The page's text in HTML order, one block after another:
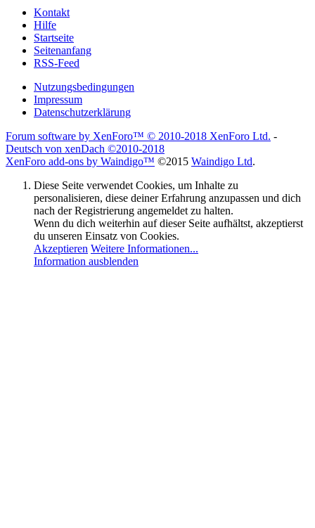
Kontakt
Hilfe
Startseite
Seitenanfang
RSS-Feed
Nutzungsbedingungen
Impressum
Datenschutzerklärung
Forum software by XenForo™ © 2010-2018 XenForo Ltd. -
Deutsch von xenDach ©2010-2018
XenForo add-ons by Waindigo™ ©2015 Waindigo Ltd.
Diese Seite verwendet Cookies, um Inhalte zu
personalisieren, diese deiner Erfahrung anzupassen und dich
nach der Registrierung angemeldet zu halten.
Wenn du dich weiterhin auf dieser Seite aufhältst, akzeptierst
du unseren Einsatz von Cookies.
Akzeptieren Weitere Informationen...
Information ausblenden